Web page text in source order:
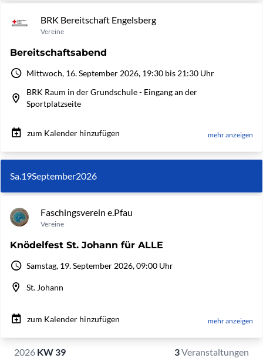
BRK Bereitschaft Engelsberg
Vereine
Bereitschaftsabend
Mittwoch, 16. September 2026, 19:30 bis 21:30 Uhr
BRK Raum in der Grundschule - Eingang an der
Sportplatzseite
zum Kalender hinzufügen mehr anzeigen
Sa.19September2026
Faschingsverein e.Pfau
Vereine
Knödelfest St. Johann für ALLE
Samstag, 19. September 2026, 09:00 Uhr
St. Johann
zum Kalender hinzufügen mehr anzeigen
2026 KW 39 3Veranstaltungen